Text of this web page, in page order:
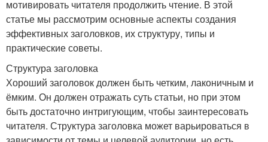
мотивировать читателя продолжить чтение. В этой
статье мы рассмотрим основные аспекты создания
эффективных заголовков, их структуру, типы и
практические советы.
Структура заголовка
Хороший заголовок должен быть четким, лаконичным и
ёмким. Он должен отражать суть статьи, но при этом
быть достаточно интригующим, чтобы заинтересовать
читателя. Структура заголовка может варьироваться в